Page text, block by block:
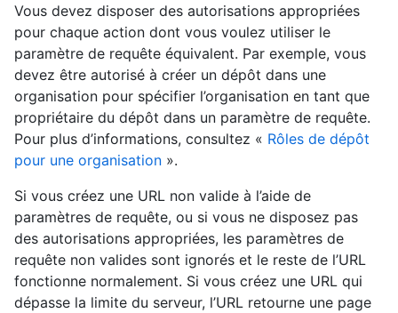
Vous devez disposer des autorisations appropriées
pour chaque action dont vous voulez utiliser le
paramètre de requête équivalent. Par exemple, vous
devez être autorisé à créer un dépôt dans une
organisation pour spécifier l’organisation en tant que
propriétaire du dépôt dans un paramètre de requête.
Pour plus d’informations, consultez « Rôles de dépôt
pour une organisation ».
Si vous créez une URL non valide à l’aide de
paramètres de requête, ou si vous ne disposez pas
des autorisations appropriées, les paramètres de
requête non valides sont ignorés et le reste de l’URL
fonctionne normalement. Si vous créez une URL qui
dépasse la limite du serveur, l’URL retourne une page